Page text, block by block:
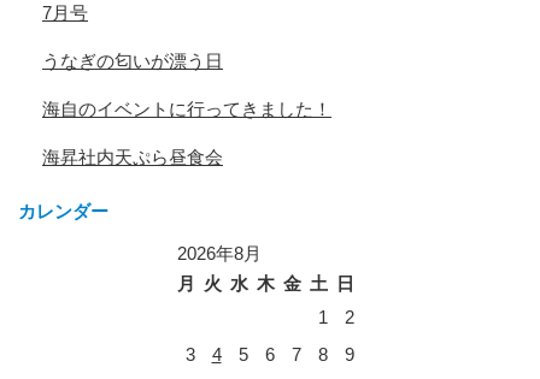
7月号
うなぎの匂いが漂う日
海自のイベントに行ってきました！
海昇社内天ぷら昼食会
カレンダー
2026年8月
月
火 水 木 金 土
日
1
2
3
4 5 6 7 8
9